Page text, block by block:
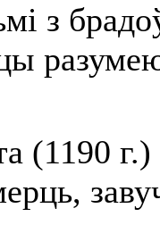
з
(1190 г.)